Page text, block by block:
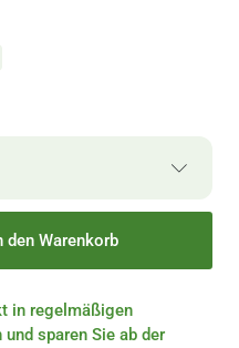
den Warenkorb
in regelmäßigen
sparen Sie ab der